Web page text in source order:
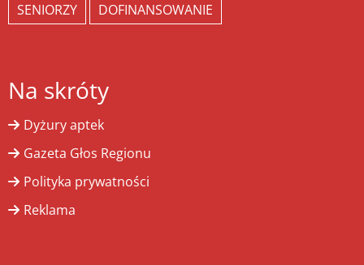
SENIORZY
DOFINANSOWANIE
Na skróty
Dyżury aptek
Gazeta Głos Regionu
Polityka prywatności
Reklama